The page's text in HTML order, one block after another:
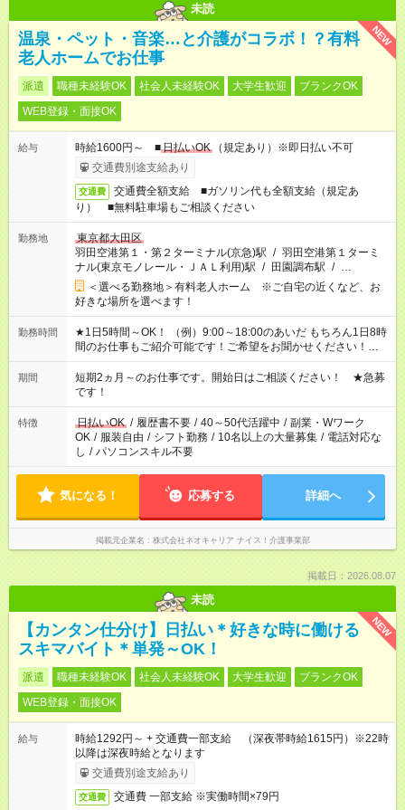
未読
NEW
温泉・ペット・音楽…と介護がコラボ！？有料
老人ホームでお仕事
派遣 職種未経験OK 社会人未経験OK 大学生歓迎
ブランクOK
WEB登録・面接OK
給与 時給1600円～ ■日払いOK
（規定あり）※即日払い不可
交通費別途支給あり
交通費
交通費全額支給 ■ガソリン代も全額支給（規定あ
り） ■無料駐車場もご相談ください
勤務地
東京都大田区
羽田空港第１・第２ターミナル(京急)駅 / 羽田空港第１ターミ
ナル(東京モノレール・ＪＡＬ利用)駅 / 田園調布駅 / …
＜選べる勤務地＞有料老人ホーム ※ご自宅の近くなど、お
好きな場所を選べます！
勤務時間
★1日5時間～OK！ （例）9:00～18:00のあいだ もちろん1日8時
間のお仕事もご紹介可能です！ご希望をお聞かせください！★家
庭の都合でお休みが必要な場合も遠慮なくご相談ください。 ※
週最低15時間以上の勤務が必要です
期間
短期2ヵ月～のお仕事です。開始日はご相談ください！ ★急募
です！
特徴 日払いOK / 履歴書不要 / 40～50代活躍中 / 副業・Wワーク
OK / 服装自由 / シフト勤務 / 10名以上の大量募集 / 電話対応な
し / パソコンスキル不要
気になる！ 応募する 詳細へ
掲載元企業名 株式会社ネオキャリア ナイス！介護事業部
掲載日：2026.08.07
未読
NEW
【カンタン仕分け】日払い＊好きな時に働ける
スキマバイト＊単発～OK！
派遣 職種未経験OK 社会人未経験OK 大学生歓迎
ブランクOK
WEB登録・面接OK
給与
時給1292円～ + 交通費一部支給 （深夜帯時給1615円）※22時
以降は深夜時給となります
交通費別途支給あり
交通費 交通費 一部支給 ※実働時間×79円